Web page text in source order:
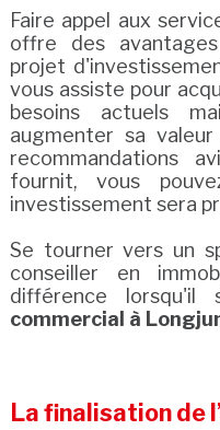
Faire appel aux
offre des
projet
vous assiste pour
besoins actuels
augmenter sa
recommandations
fournit, vous
investissement sera
Se tourner vers un
conseiller en
différence lorsqu'il
commercial à
La finalisation de